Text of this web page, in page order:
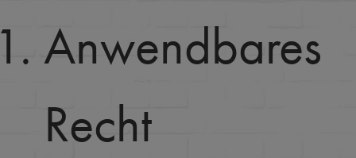
Anwendbares
Recht